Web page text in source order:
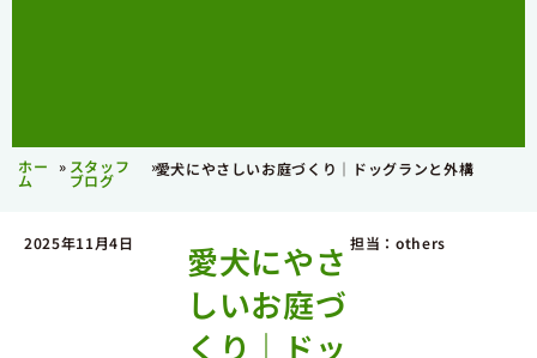
ホー
ム
» スタッフ
ブログ
»愛犬にやさしいお庭づくり｜ドッグランと外構
2025年11月4日
愛犬にやさ
しいお庭づ
くり｜ドッ
担当：others